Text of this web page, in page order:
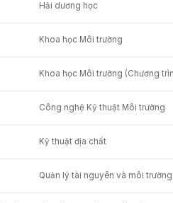
Hải dương học
Khoa học Môi trường
Khoa học Môi trường (Chương
Công nghệ Kỹ thuật Môi trường
Kỹ thuật địa chất
Quản lý tài nguyên và môi trường